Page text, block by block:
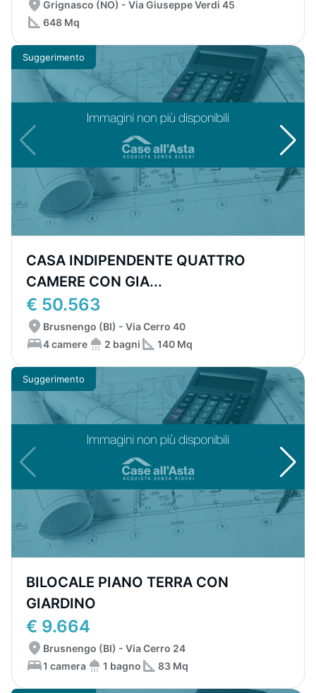
Grignasco (NO) - Via Giuseppe Verdi 45
648 Mq
Suggerimento
CASA INDIPENDENTE QUATTRO
CAMERE CON GIA...
€ 50.563
Brusnengo (BI) - Via Cerro 40
4 camere
2 bagni 140 Mq
Suggerimento
BILOCALE PIANO TERRA CON
GIARDINO
€ 9.664
Brusnengo (BI) - Via Cerro 24
1 camera
1 bagno 83 Mq